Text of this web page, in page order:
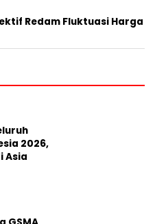
Redam Fluktuasi Harga
2026,
Asia